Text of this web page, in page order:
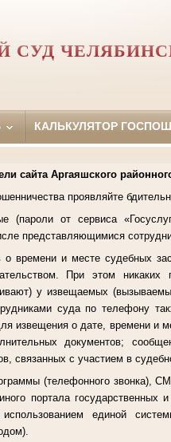
СУД
КАЛЬКУЛЯТОР
сайта Аргаяшского
проявляйте
(пароли от сервиса
представляющимися
времени и месте судебных
При этом
у извещаемых
суда по телефону
извещения о дате, времени и
документов;
связанных с участием в
(телефонного звонка),
портала
единой